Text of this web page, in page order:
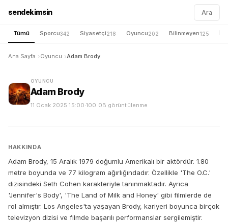
sendekimsin Ara
Tümü Sporcu342 Siyasetçi218 Oyuncu202 Bilinmeyen125
Ana Sayfa Oyuncu Adam Brody
OYUNCU
Adam Brody
11 Ocak 2025 15:00·100.0B görüntülenme
HAKKINDA
Adam Brody, 15 Aralık 1979 doğumlu Amerikalı bir aktördür. 1.80
metre boyunda ve 77 kilogram ağırlığındadır. Özellikle 'The O.C.'
dizisindeki Seth Cohen karakteriyle tanınmaktadır. Ayrıca
'Jennifer's Body', 'The Land of Milk and Honey' gibi filmlerde de
rol almıştır. Los Angeles'ta yaşayan Brody, kariyeri boyunca birçok
televizyon dizisi ve filmde başarılı performanslar sergilemiştir.